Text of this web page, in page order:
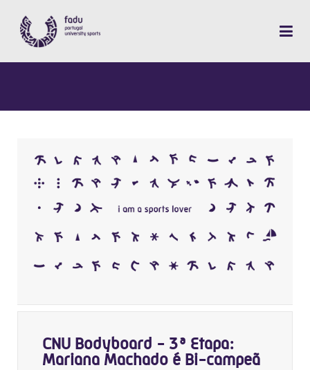
CNU Bodyboard - 3ª Etapa:
Mariana Machado é Bi-campeã